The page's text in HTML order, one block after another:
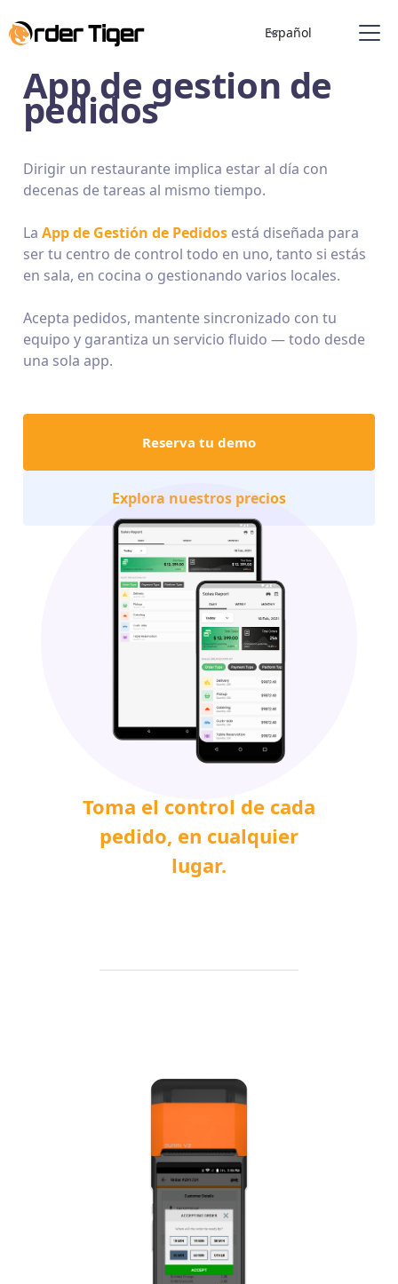
Español
App de gestion de
pedidos
Dirigir un restaurante implica estar al día con
decenas de tareas al mismo tiempo.
La App de Gestión de Pedidosestá diseñada para
ser tu centro de control todo en uno, tanto si estás
en sala, en cocina o gestionando varios locales.
Acepta pedidos, mantente sincronizado con tu
equipo y garantiza un servicio fluido — todo desde
una sola app.
Reserva tu demo
Explora nuestros precios
Toma el control de cada
pedido, en cualquier
lugar.